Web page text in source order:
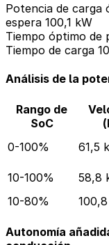
Potencia de carga
espera 100,1 kW
Tiempo óptimo de
Tiempo de carga
Análisis de la
Rango de
SoC
0-100%
61,5
10-100% 58,8
10-80%
Autonomía